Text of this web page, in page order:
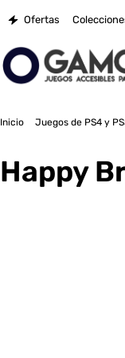
Ofertas
Inicio Juegos de PS4 y
Happy